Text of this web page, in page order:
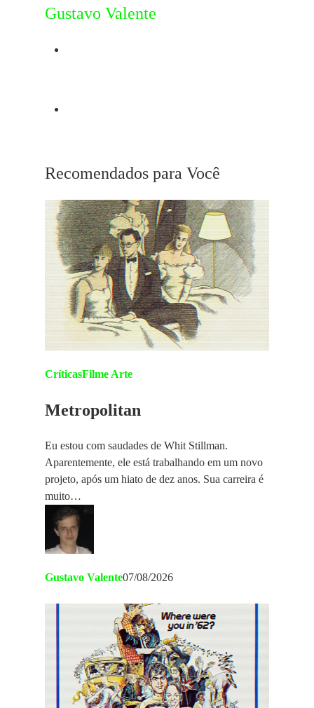
Gustavo Valente
Recomendados para Você
CríticasFilme Arte
Metropolitan
Eu estou com saudades de Whit Stillman.
Aparentemente, ele está trabalhando em um novo
projeto, após um hiato de dez anos. Sua carreira é
muito…
Gustavo Valente07/08/2026